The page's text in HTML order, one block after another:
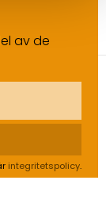
av de
integritetspolicy.